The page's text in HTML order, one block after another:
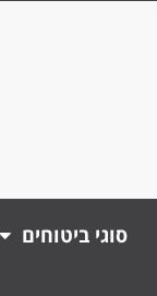
סוגי ביטוחים